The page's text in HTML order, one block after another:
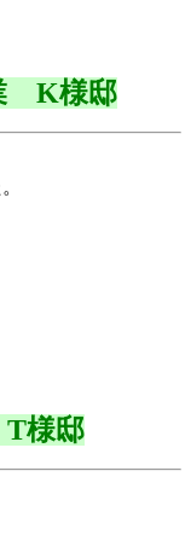
K様邸
様邸